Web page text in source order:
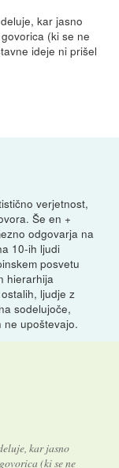
kar jasno
(ki se ne
ideje ni prišel
verjetnost,
Še en +
odgovarja na
10-ih ljudi
posvetu
hierarhija
ljudje z
sodelujoče,
upoštevajo.
kar jasno
(ki se ne